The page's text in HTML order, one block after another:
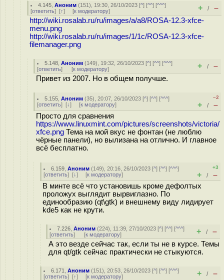
4.145 ,Аноним (151), 19:30, 26/10/2023 [^] [^^] [^^^]
[ответить] [↑] [к модератору] + / –
http://wiki.rosalab.ru/ru/images/a/a8/ROSA-12.3-xfce-
menu.png
http://wiki.rosalab.ru/ru/images/1/1c/ROSA-12.3-xfce-
filemanager.png
5.148 ,Аноним (149), 19:32, 26/10/2023 [^] [^^] [^^^]
[ответить] [к модератору] + / –
Привет из 2007. Но в общем получше.
5.155 ,Аноним (35), 20:07, 26/10/2023 [^] [^^] [^^^]
[ответить] [↓] [к модератору]
–2
+ / –
Просто для сравнения
https://www.linuxmint.com/pictures/screenshots/victoria/
xfce.png Тема на мой вкус не фонтан (не люблю
чёрные панели), но вылизана на отлично. И главное
всё бесплатно.
6.159 ,Аноним (149), 20:16, 26/10/2023 [^] [^^] [^^^]
[ответить] [↓] [к модератору]
+3
+ / –
В минте всё что установишь кроме дефолтых
проложух выглядит вырвиглазно. По
единообразию (qt\gtk) и внешнему виду лидирует
kde5 как не крути.
7.226 ,Аноним (224), 11:39, 27/10/2023 [^] [^^] [^^^]
[ответить] [к модератору] + / –
А это везде сейчас так, если ты не в курсе. Темы
для qt/gtk сейчас практически не стыкуются.
6.171 ,Аноним (151), 20:53, 26/10/2023 [^] [^^] [^^^]
[ответить] [↑] [к модератору] + / –